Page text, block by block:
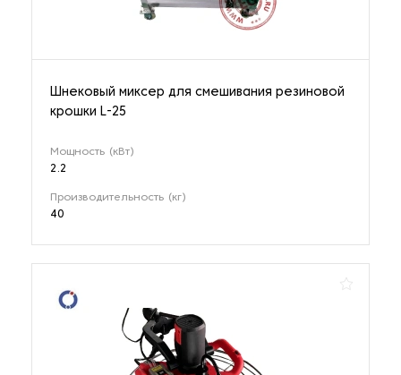
Шнековый миксер для смешивания резиновой
крошки L-25
Мощность (кВт)
2.2
Производительность (кг)
40